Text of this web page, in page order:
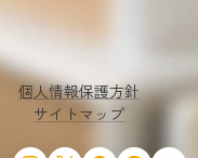
個人情報保護方針
サイトマップ